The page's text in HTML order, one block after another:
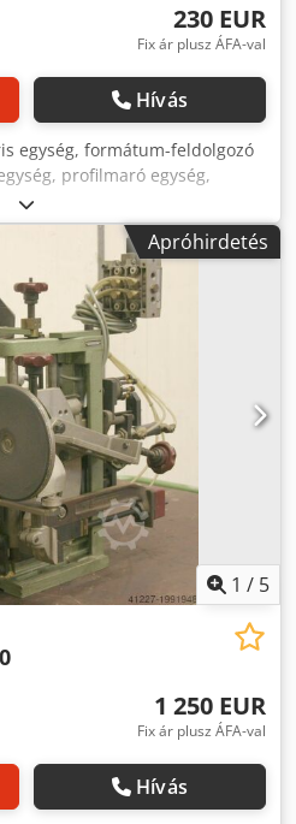
230 EUR
Fix ár plusz ÁFA-val
Hívás
egység, formátum-feldolgozó
profilmaró egység,
kétvégű profiloló,
motor, aprító motor, maró
profil tartó perem sáv gép -
géptől BRANDT KM
a fotókat -Méretek: 665/540
T Nbopfx Amgjf
Apróhirdetés
1 / 5
1 250 EUR
Fix ár plusz ÁFA-val
Hívás